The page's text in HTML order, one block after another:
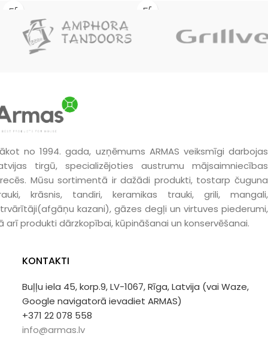
sieru un dārzeņu kūpināšanai.
grila. Piepildiet kastīti ar
novietojiet tieši uz degļiem.
no 1994. gada, uzņēmums ARMAS veiksmīgi darbojas
tirgū, specializējoties austrumu mājsaimniecības
Mūsu sortimentā ir dažādi produkti, tostarp čuguna
krāsnis, tandiri, keramikas trauki, grili, mangali,
kazani), gāzes degļi un virtuves piederumi,
arī produkti dārzkopībai, kūpināšanai un konservēšanai.
KONTAKTI
Buļļu iela 45, korp.9, LV-1067, Rīga, Latvija (vai Waze,
Google navigatorā ievadiet ARMAS)
+371 22 078 558
info@armas.lv